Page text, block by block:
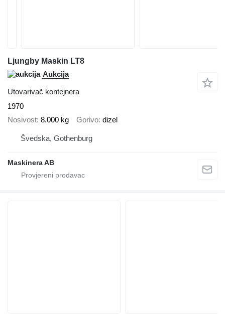
Ljungby Maskin LT8
Aukcija
Utovarivač kontejnera
1970
Nosivost 8.000 kg Gorivo dizel
Švedska, Gothenburg
Maskinera AB